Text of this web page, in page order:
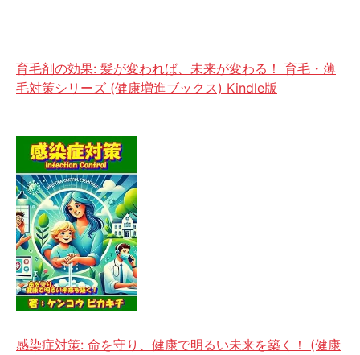
育毛剤の効果: 髪が変われば、未来が変わる！ 育毛・薄
毛対策シリーズ (健康増進ブックス) Kindle版
感染症対策: 命を守り、健康で明るい未来を築く！ (健康